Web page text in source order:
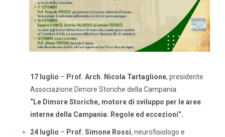
17 luglio – Prof. Arch. Nicola Tartaglione, presidente
Associazione Dimore Storiche della Campania.
“Le Dimore Storiche, motore di sviluppo per le aree
interne della Campania. Regole ed eccezioni”.
24 luglio – Prof. Simone Rossi, neurofisiologo e